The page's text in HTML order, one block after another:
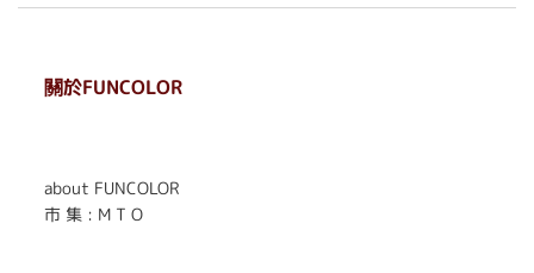
關於FUNCOLOR
about FUNCOLOR
市 集 : M T O